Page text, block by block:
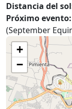
Distancia del
Próximo evento:
(September
+
−